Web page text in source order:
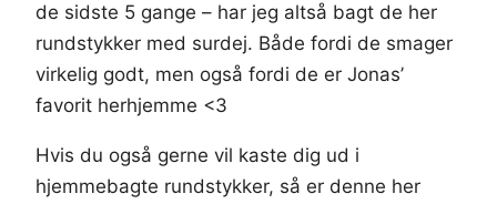
de sidste 5 gange – har jeg altså bagt de her
rundstykker med surdej. Både fordi de smager
virkelig godt, men også fordi de er Jonas’
favorit herhjemme <3
Hvis du også gerne vil kaste dig ud i
hjemmebagte rundstykker, så er denne her